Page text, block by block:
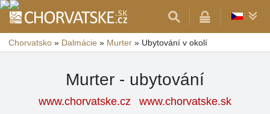
Chorvatsko » Dalmácie » Murter » Ubytování v okolí
Murter - ubytování
www.chorvatske.cz www.chorvatske.sk